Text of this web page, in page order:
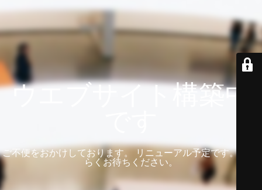
ウエブサイト構築中
ご不便をおかけしております。 リニューアル予定です。 しば
らくお待ちください。